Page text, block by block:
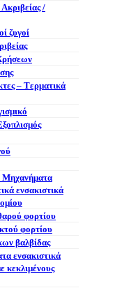
/
ζυγοί
– Tερματικά
Μηχανήματα
ενσακιστικά
φορτίου
φορτίου
βαλβίδας
ενσακιστικά
κεκλιμένους